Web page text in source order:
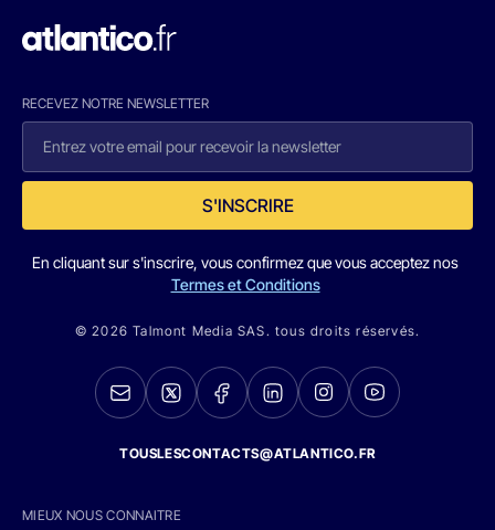
RECEVEZ NOTRE NEWSLETTER
S'INSCRIRE
En cliquant sur s'inscrire, vous confirmez que vous acceptez nos
Termes et Conditions
© 2026 Talmont Media SAS. tous droits réservés.
TOUSLESCONTACTS@ATLANTICO.FR
MIEUX NOUS CONNAITRE